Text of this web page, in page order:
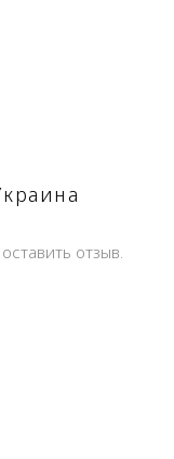
отзыв.